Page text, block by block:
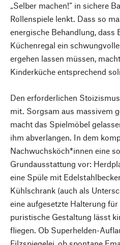
„Selber machen!“ in sichere
Rollenspiele lenkt. Dass so
energische Behandlung, dass
Küchenregal ein
ergehen lassen müssen,
Kinderküche entsprechend
Den erforderlichen
mit. Sorgsam aus massivem
macht das Spielmöbel
ihm abverlangen. In dem
Nachwuchsköch*innen eine
Grundausstattung vor:
eine Spüle mit
Kühlschrank (auch als
eine aufgesetzte Halterung
puristische Gestaltung lässt
fliegen. Ob Superhelden-